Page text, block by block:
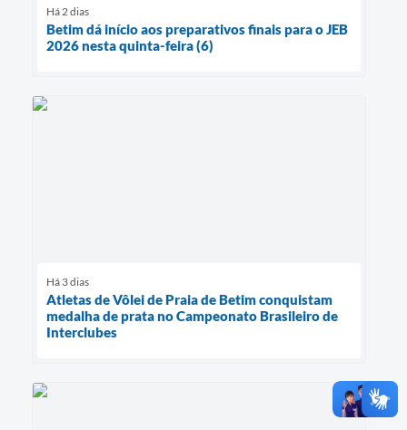
Há 2 dias
Betim dá início aos preparativos finais para o JEB
2026 nesta quinta-feira (6)
Há 3 dias
Atletas de Vôlei de Praia de Betim conquistam
medalha de prata no Campeonato Brasileiro de
Interclubes